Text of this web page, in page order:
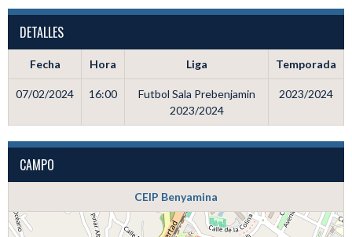
DETALLES
Fecha Hora Liga Temporada
07/02/2024 16:00
Futbol Sala Prebenjamin
2023/2024
2023/2024
CAMPO
CEIP Benyamina